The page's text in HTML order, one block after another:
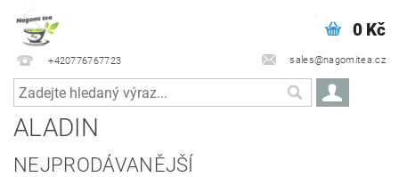
+420776767723 sales@nagomitea.cz
0 Kč
ALADIN
NEJPRODÁVANĚJŠÍ